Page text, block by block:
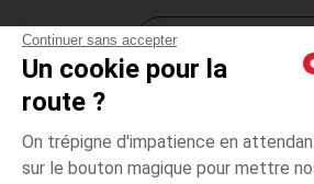
Continuer sans accepter
Un cookie pour la
route ?
On trépigne d'impatience en
sur le bouton magique pour mettre
Carte cadeau